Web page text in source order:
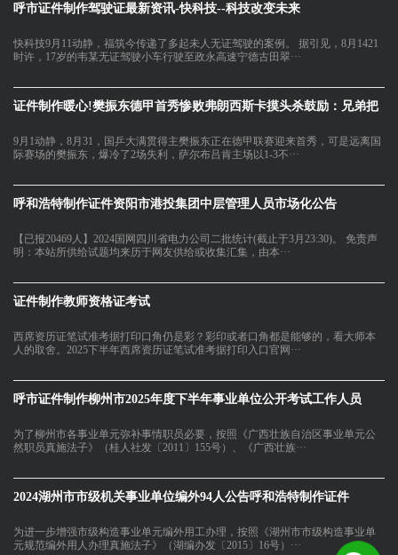
呼市证件制作驾驶证最新资讯-快科技--科技改变未来
快科技9月11动静，福筑今传递了多起未人无证驾驶的案例。 据引见，8月1421
时许，17岁的韦某无证驾驶小车行驶至政永高速宁德古田翠···
证件制作暖心!樊振东德甲首秀惨败弗朗西斯卡摸头杀鼓励：兄弟把
9月1动静，8月31，国乒大满贯得主樊振东正在德甲联赛迎来首秀，可是远离国
际赛场的樊振东，爆冷了2场失利，萨尔布吕肯主场以1-3不···
呼和浩特制作证件资阳市港投集团中层管理人员市场化公告
【已报20469人】2024国网四川省电力公司二批统计(截止于3月23:30)。 免责声
明：本站所供给试题均来历于网友供给或收集汇集，由本···
证件制作教师资格证考试
西席资历证笔试准考据打印口角仍是彩？彩印或者口角都是能够的，看大师本
人的取舍。2025下半年西席资历证笔试准考据打印入口官网···
呼市证件制作柳州市2025年度下半年事业单位公开考试工作人员
为了柳州市各事业单元弥补事情职员必要，按照《广西壮族自治区事业单元公
然职员真施法子》（桂人社发〔2011〕155号）、《广西壮族···
2024湖州市市级机关事业单位编外94人公告呼和浩特制作证件
为进一步增强市级构造事业单元编外用工办理，按照《湖州市市级构造事业单
元规范编外用人办理真施法子》（湖编办发〔2015〕16号）···